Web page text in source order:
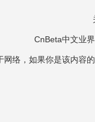
CnBeta中文业
网络，如果你是该内容